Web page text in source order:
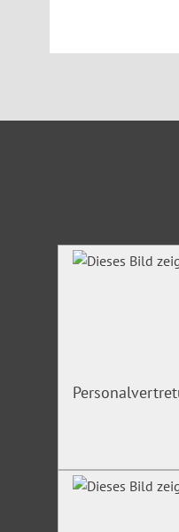
Produktgalerie